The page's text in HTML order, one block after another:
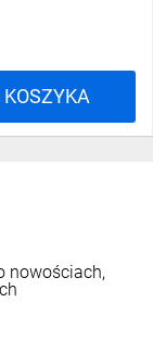
KOSZYKA
nowościach,